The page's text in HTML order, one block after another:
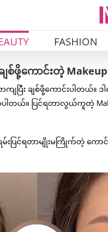
FASHION
ောင်းတဲ့ Makeup
ြီး ချစ်ဖို့ကောင်းပါတယ်။
ါတယ်။ ပြင်ရတာလွယ်ကူတဲ့
းပြင်ရတာမျိုးမကြိုက်တဲ့ ကေ